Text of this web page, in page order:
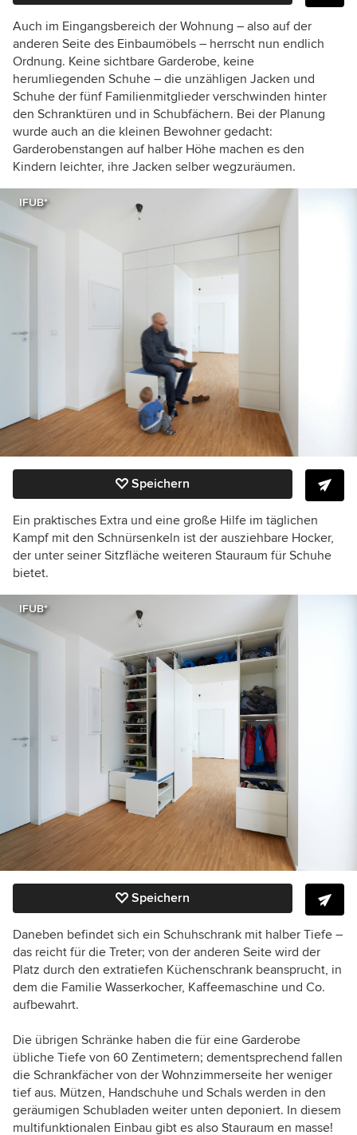
Auch im Eingangsbereich der Wohnung – also auf der
anderen Seite des Einbaumöbels – herrscht nun endlich
Ordnung. Keine sichtbare Garderobe, keine
herumliegenden Schuhe – die unzähligen Jacken und
Schuhe der fünf Familienmitglieder verschwinden hinter
den Schranktüren und in Schubfächern. Bei der Planung
wurde auch an die kleinen Bewohner gedacht:
Garderobenstangen auf halber Höhe machen es den
Kindern leichter, ihre Jacken selber wegzuräumen.
IFUB*
Speichern
Ein praktisches Extra und eine große Hilfe im täglichen
Kampf mit den Schnürsenkeln ist der ausziehbare Hocker,
der unter seiner Sitzfläche weiteren Stauraum für Schuhe
bietet.
IFUB*
Speichern
Daneben befindet sich ein Schuhschrank mit halber Tiefe –
das reicht für die Treter; von der anderen Seite wird der
Platz durch den extratiefen Küchenschrank beansprucht, in
dem die Familie Wasserkocher, Kaffeemaschine und Co.
aufbewahrt.
Die übrigen Schränke haben die für eine Garderobe
übliche Tiefe von 60 Zentimetern; dementsprechend fallen
die Schrankfächer von der Wohnzimmerseite her weniger
tief aus. Mützen, Handschuhe und Schals werden in den
geräumigen Schubladen weiter unten deponiert. In diesem
multifunktionalen Einbau gibt es also Stauraum en masse!